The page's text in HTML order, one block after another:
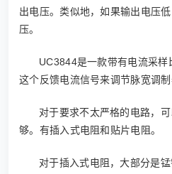
出电压。类似地，如果输出电压
压。
UC3844是一款带有电流采
这个反馈电流信号来调节脉宽调制
对于要求不太严格的电路，
够。有插入式电阻和贴片电阻。
对于插入式电阻，大部分是